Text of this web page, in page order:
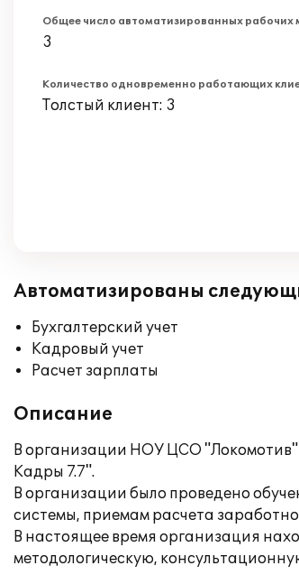
Общее число автоматизированных рабочих
3
Количество одновременно работающих
Толстый клиент: 3
Автоматизированы
Бухгалтерский учет
Кадровый учет
Расчет зарплаты
Описание
В организации НОУ ЦСО "Локомотив"
Кадры 7.7".
В организации было проведено
системы, приемам расчета
В настоящее время организация
методологическую,